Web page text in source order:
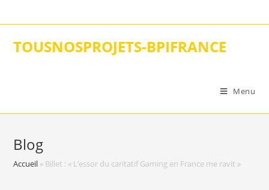
to
TOUSNOSPROJETS-BPIFRANCE
Menu
Blog
Accueil » Billet : « L’essor du caritatif Gaming en France me ravit »